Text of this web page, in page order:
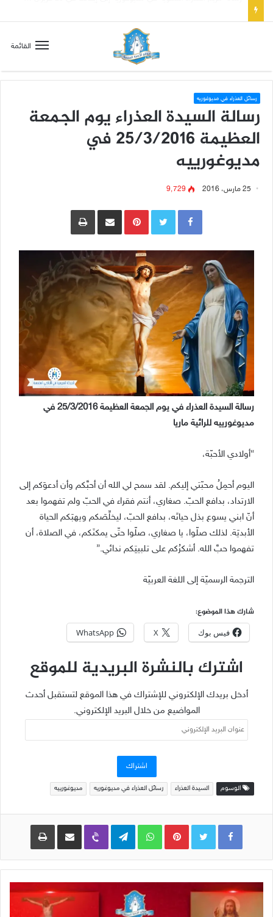
القائمة
رسائل العذراء في مديوغوريه
رسالة السيدة العذراء يوم الجمعة
العظيمة 25/3/2016 في
مديوغورييه
25 مارس، 2016 9٬729
Pinterestمشاركة عبر البريد طباعة
رسالة السيدة العذراء في يوم الجمعة العظيمة 25/3/2016 في
مديوغورييه للرائية ماريا
“أولادي الأحبّة،
اليوم أحمِلُ محبّتي إليكم. لقد سمح لي الله أن أحبَّكم وأن أدعوَكم إلى
الارتداد، بدافع الحبّ. صغاري، أنتم فقراء في الحبّ ولم تفهموا بعد
أنّ ابني يسوع بذل حياتَه، بدافع الحبّ، ليخلِّصَكم ويهبَكم الحياة
الأبديَة. لذلك صلّوا، يا صغاري، صلّوا حتّى يمكنَكم، في الصلاة، أن
تفهموا حبَّ الله. أشكرُكم على تلبيتِكم ندائي.”
الترجمة الرسميّة إلى اللغة العربيّة
شارك هذا الموضوع:
فيس بوك X
WhatsApp
اشترك بالنشرة البريدية للموقع
أدخل بريدك الإلكتروني للإشتراك في هذا الموقع لتستقبل أحدث
المواضيع من خلال البريد الإلكتروني.
عنوان
البريد
اشتراك
الوسوم السيدة العذراء رسائل العذراء في مديوغوريه مديوغورييه
Pinterest
WhatsApp
Telegram
Viber مشاركة عبر البريد طباعة